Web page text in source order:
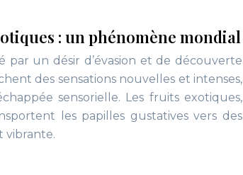
: un phénomène mondial
par un désir d’évasion et de découverte
des sensations nouvelles et intenses,
sensorielle. Les fruits exotiques,
les papilles gustatives vers des
vibrante.